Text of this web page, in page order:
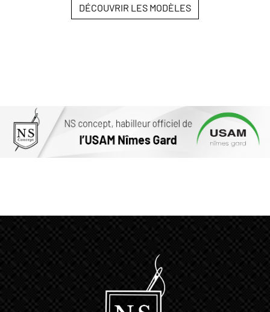
DÉCOUVRIR LES MODÈLES